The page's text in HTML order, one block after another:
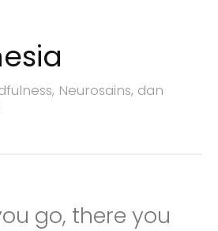
Neurosains, dan
go, there you